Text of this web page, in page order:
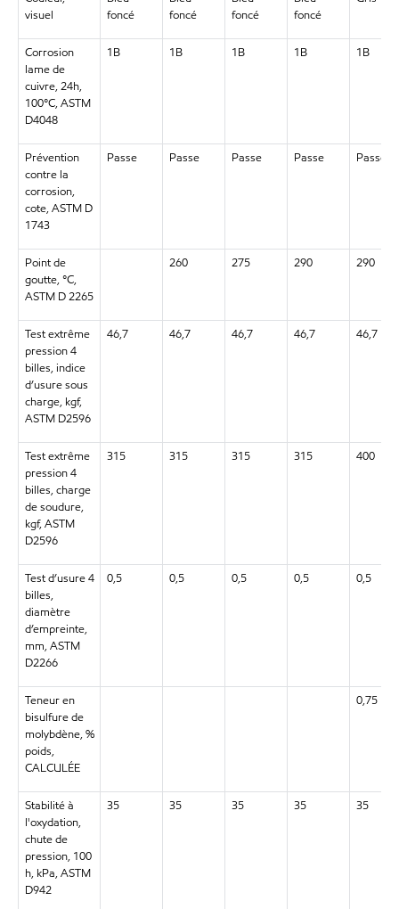
visuel
foncé
foncé
foncé
foncé
Corrosion
lame de
cuivre, 24h,
100°C, ASTM
D4048
1B 1B 1B 1B 1B
Prévention
contre la
corrosion,
cote, ASTM D
1743
Passe Passe Passe Passe Passe
Point de
goutte, °C,
ASTM D 2265
260 275 290 290
Test extrême
pression 4
billes, indice
d’usure sous
charge, kgf,
ASTM D2596
46,7 46,7 46,7 46,7 46,7
Test extrême
pression 4
billes, charge
de soudure,
kgf, ASTM
D2596
315 315 315 315 400
Test d’usure 4
billes,
diamètre
d’empreinte,
mm, ASTM
D2266
0,5 0,5 0,5 0,5 0,5
Teneur en
bisulfure de
molybdène, %
poids,
CALCULÉE
0,75
Stabilité à
l'oxydation,
chute de
pression, 100
h, kPa, ASTM
D942
35 35 35 35 35